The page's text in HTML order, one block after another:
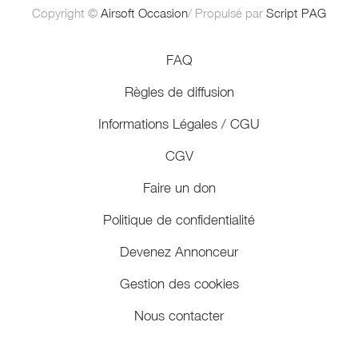
Copyright © Airsoft Occasion/ Propulsé par Script PAG
FAQ
Règles de diffusion
Informations Légales / CGU
CGV
Faire un don
Politique de confidentialité
Devenez Annonceur
Gestion des cookies
Nous contacter